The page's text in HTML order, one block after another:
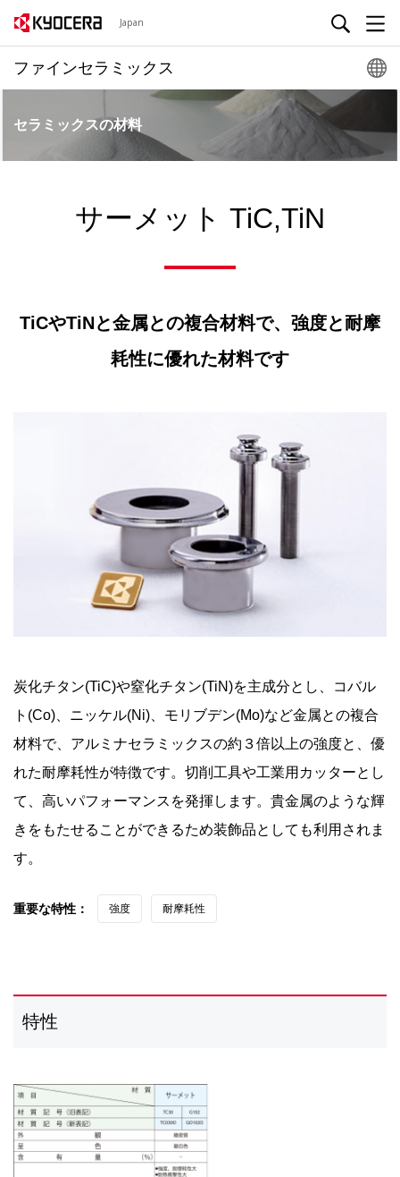
Japan
ファインセラミックス
セラミックスの材料
サーメット TiC,TiN
TiCやTiNと金属との複合材料で、強度と耐摩
耗性に優れた材料です
炭化チタン(TiC)や窒化チタン(TiN)を主成分とし、コバル
ト(Co)、ニッケル(Ni)、モリブデン(Mo)など金属との複合
材料で、アルミナセラミックスの約３倍以上の強度と、優
れた耐摩耗性が特徴です。切削工具や工業用カッターとし
て、高いパフォーマンスを発揮します。貴金属のような輝
きをもたせることができるため装飾品としても利用されま
す。
重要な特性： 強度 耐摩耗性
特性